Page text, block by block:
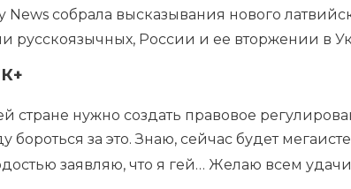
News собрала высказывания нового
русскоязычных, России и ее вторжении в
стране нужно создать правовое
бороться за это. Знаю, сейчас будет
заявляю, что я гей… Желаю всем